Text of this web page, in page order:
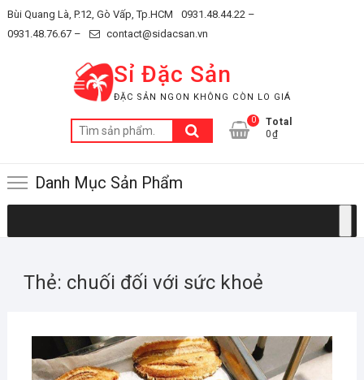
Skip
to
Bùi Quang Là, P.12, Gò Vấp, Tp.HCM
0931.48.44.22 –
0931.48.76.67 –
contact@sidacsan.vn
Sỉ Đặc Sản
ĐẶC SẢN NGON KHÔNG CÒN LO GIÁ
Tìm
kiếm:
0
Total
0₫
Danh Mục Sản Phẩm
Thẻ: chuối đối với sức khoẻ